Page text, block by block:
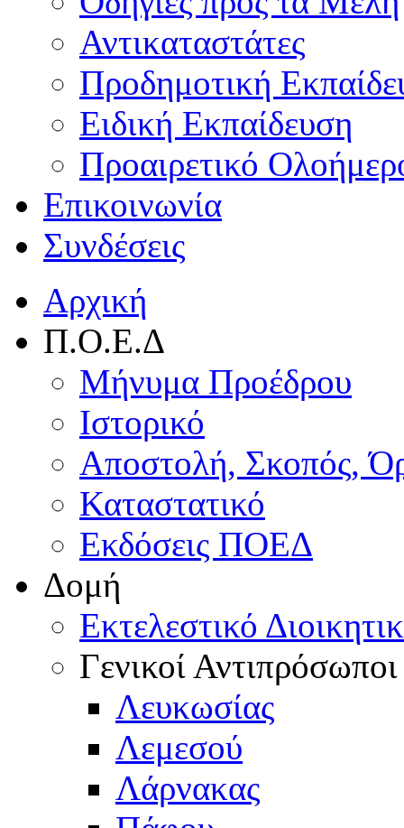
Αντικαταστάτες
Προδημοτική
Ειδική Εκπαίδευση
Προαιρετικό
Επικοινωνία
Συνδέσεις
Αρχική
Π.Ο.Ε.Δ
Μήνυμα Προέδρου
Ιστορικό
Αποστολή, Σκοπός,
Καταστατικό
Εκδόσεις ΠΟΕΔ
Δομή
Εκτελεστικό
Γενικοί Αντιπρόσωποι
Λευκωσίας
Λεμεσού
Λάρνακας